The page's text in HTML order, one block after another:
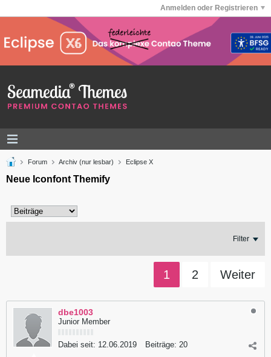
Anmelden oder Registrieren
Forum Archiv (nur lesbar) Eclipse X
Neue Iconfont Themify
Filter
1 2 Weiter
dbe1003
Junior Member
Dabei seit: 12.06.2019 Beiträge: 20